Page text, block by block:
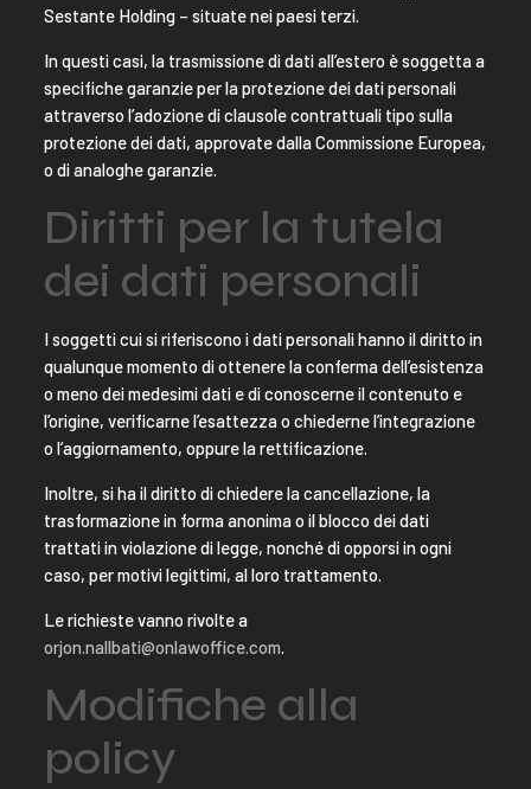
Sestante Holding – situate nei paesi terzi.
In questi casi, la trasmissione di dati all’estero è soggetta a
specifiche garanzie per la protezione dei dati personali
attraverso l’adozione di clausole contrattuali tipo sulla
protezione dei dati, approvate dalla Commissione Europea,
o di analoghe garanzie.
Diritti per la tutela
dei dati personali
I soggetti cui si riferiscono i dati personali hanno il diritto in
qualunque momento di ottenere la conferma dell’esistenza
o meno dei medesimi dati e di conoscerne il contenuto e
l’origine, verificarne l’esattezza o chiederne l’integrazione
o l’aggiornamento, oppure la rettificazione.
Inoltre, si ha il diritto di chiedere la cancellazione, la
trasformazione in forma anonima o il blocco dei dati
trattati in violazione di legge, nonché di opporsi in ogni
caso, per motivi legittimi, al loro trattamento.
Le richieste vanno rivolte a
orjon.nallbati@onlawoffice.com.
Modifiche alla
policy